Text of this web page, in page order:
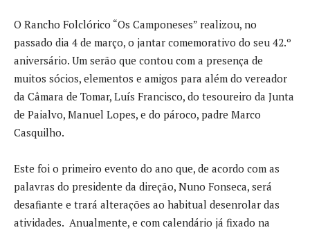
O Rancho Folclórico “Os Camponeses” realizou, no
passado dia 4 de março, o jantar comemorativo do seu 42.º
aniversário. Um serão que contou com a presença de
muitos sócios, elementos e amigos para além do vereador
da Câmara de Tomar, Luís Francisco, do tesoureiro da Junta
de Paialvo, Manuel Lopes, e do pároco, padre Marco
Casquilho.
Este foi o primeiro evento do ano que, de acordo com as
palavras do presidente da direção, Nuno Fonseca, será
desafiante e trará alterações ao habitual desenrolar das
atividades. Anualmente, e com calendário já fixado na